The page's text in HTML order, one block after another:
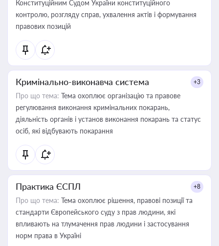
Конституційним Судом України конституційного
контролю, розгляду справ, ухвалення актів і формування
правових позицій
Кримінально-виконавча система +3
Про що тема: Тема охоплює організацію та правове
регулювання виконання кримінальних покарань,
діяльність органів і установ виконання покарань та статус
осіб, які відбувають покарання
Практика ЄСПЛ +8
Про що тема: Тема охоплює рішення, правові позиції та
стандарти Європейського суду з прав людини, які
впливають на тлумачення прав людини і застосування
норм права в Україні